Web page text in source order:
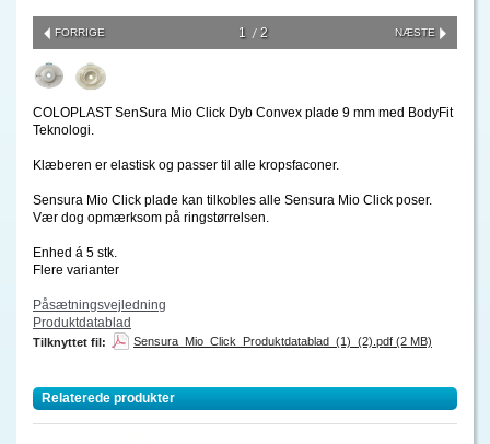
FORRIGE NÆSTE
1 2
COLOPLAST SenSura Mio Click Dyb Convex plade 9 mm med BodyFit
Teknologi.
Klæberen er elastisk og passer til alle kropsfaconer.
Sensura Mio Click plade kan tilkobles alle Sensura Mio Click poser.
Vær dog opmærksom på ringstørrelsen.
Enhed á 5 stk.
Flere varianter
Påsætningsvejledning
Produktdatablad
Tilknyttet fil: Sensura_Mio_Click_Produktdatablad_(1)_(2).pdf (2 MB)
Relaterede produkter